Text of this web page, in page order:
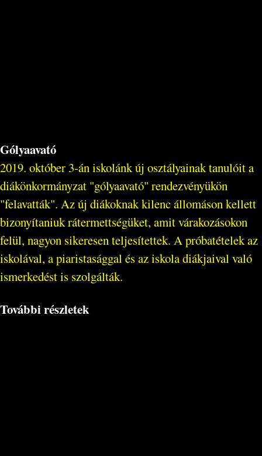
Gólyaavató
2019. október 3-án iskolánk új osztályainak tanulóit a
diákönkormányzat "gólyaavató" rendezvényükön
"felavatták". Az új diákoknak kilenc állomáson kellett
bizonyítaniuk rátermettségüket, amit várakozásokon
felül, nagyon sikeresen teljesítettek. A próbatételek az
iskolával, a piaristasággal és az iskola diákjaival való
ismerkedést is szolgálták.
További részletek